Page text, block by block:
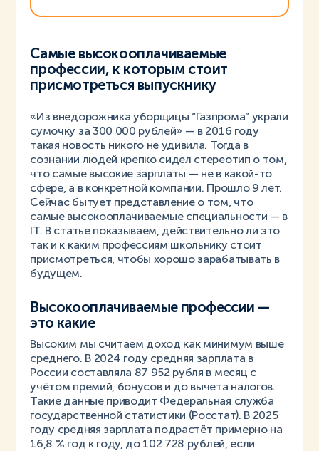
Самые высокооплачиваемые
профессии, к которым стоит
присмотреться выпускнику
«Из внедорожника уборщицы “Газпрома” украли
сумочку за 300 000 рублей» — в 2016 году
такая новость никого не удивила. Тогда в
сознании людей крепко сидел стереотип о том,
что самые высокие зарплаты — не в какой-то
сфере, а в конкретной компании. Прошло 9 лет.
Сейчас бытует представление о том, что
самые высокооплачиваемые специальности — в
IT. В статье показываем, действительно ли это
так и к каким профессиям школьнику стоит
присмотреться, чтобы хорошо зарабатывать в
будущем.
Высокооплачиваемые профессии —
это какие
Высоким мы считаем доход как минимум выше
среднего. В 2024 году средняя зарплата в
России составляла 87 952 рубля в месяц с
учётом премий, бонусов и до вычета налогов.
Такие данные приводит Федеральная служба
государственной статистики (Росстат). В 2025
году средняя зарплата подрастёт примерно на
16,8 % год к году, до 102 728 рублей, если